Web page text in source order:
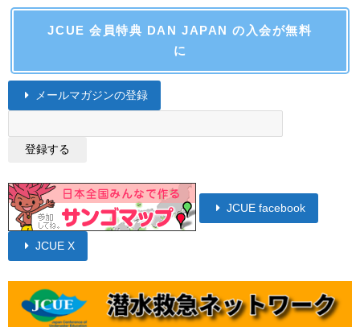
JCUE 会員特典 DAN JAPAN の入会が無料
に
メールマガジンの登録
JCUE facebook
JCUE X